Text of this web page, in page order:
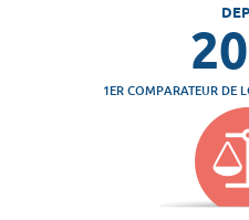
1ER COMPARATEUR DE